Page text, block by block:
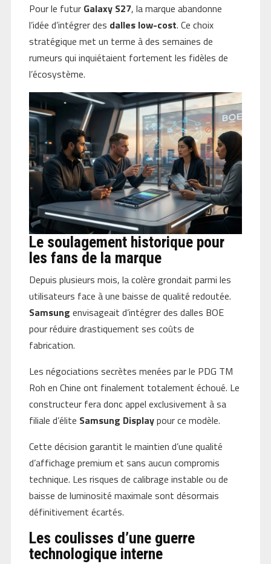
Pour le futur Galaxy S27, la marque abandonne
l’idée d’intégrer des dalles low-cost. Ce choix
stratégique met un terme à des semaines de
rumeurs qui inquiétaient fortement les fidèles de
l’écosystème.
Le soulagement historique pour
les fans de la marque
Depuis plusieurs mois, la colère grondait parmi les
utilisateurs face à une baisse de qualité redoutée.
Samsung envisageait d’intégrer des dalles BOE
pour réduire drastiquement ses coûts de
fabrication.
Les négociations secrètes menées par le PDG TM
Roh en Chine ont finalement totalement échoué. Le
constructeur fera donc appel exclusivement à sa
filiale d’élite Samsung Displaypour ce modèle.
Cette décision garantit le maintien d’une qualité
d’affichage premium et sans aucun compromis
technique. Les risques de calibrage instable ou de
baisse de luminosité maximale sont désormais
définitivement écartés.
Les coulisses d’une guerre
technologique interne